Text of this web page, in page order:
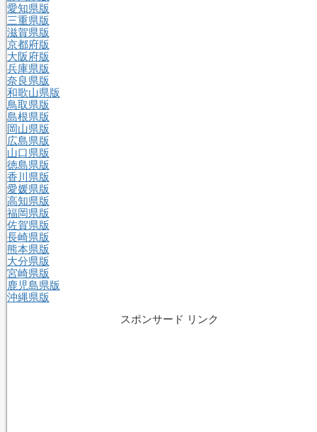
愛知県版
三重県版
滋賀県版
京都府版
大阪府版
兵庫県版
奈良県版
和歌山県版
鳥取県版
島根県版
岡山県版
広島県版
山口県版
徳島県版
香川県版
愛媛県版
高知県版
福岡県版
佐賀県版
長崎県版
熊本県版
大分県版
宮崎県版
鹿児島県版
沖縄県版
スポンサード リンク